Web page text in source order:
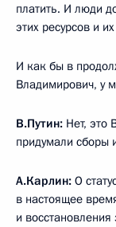
платить. И люди
этих ресурсов и
И как бы в
Владимирович, у
В.Путин: Нет, это
придумали сборы
А.Карлин: О
в настоящее
и